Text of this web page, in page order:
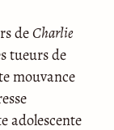
deCharlie
tueurs de
mouvance
adolescente